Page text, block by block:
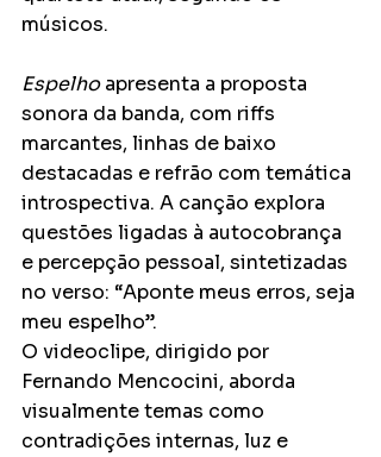
músicos.
Espelho apresenta a proposta
sonora da banda, com riffs
marcantes, linhas de baixo
destacadas e refrão com temática
introspectiva. A canção explora
questões ligadas à autocobrança
e percepção pessoal, sintetizadas
no verso: “Aponte meus erros, seja
meu espelho”.
O videoclipe, dirigido por
Fernando Mencocini, aborda
visualmente temas como
contradições internas, luz e